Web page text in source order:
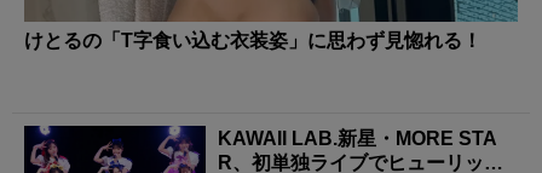
けとるの「T字食い込む衣装姿」に思わず見惚れる！
KAWAII LAB.新星・MORE STA
R、初単独ライブでヒューリック